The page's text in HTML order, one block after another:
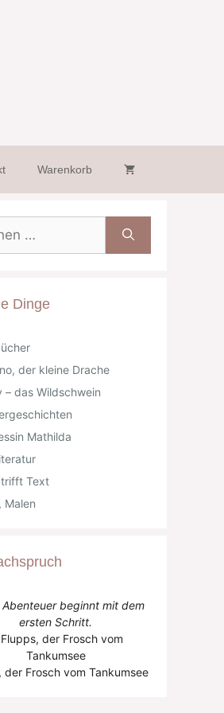
Warenkorb
Dinge
der kleine Drache
– das Wildschwein
Mathilda
trifft Text
Malen
beginnt mit dem
ersten Schritt.
der Frosch vom Tankumsee